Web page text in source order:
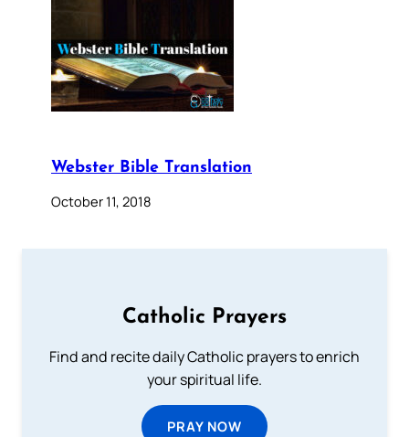
Webster Bible Translation
October 11, 2018
Catholic Prayers
Find and recite daily Catholic prayers to enrich
your spiritual life.
PRAY NOW